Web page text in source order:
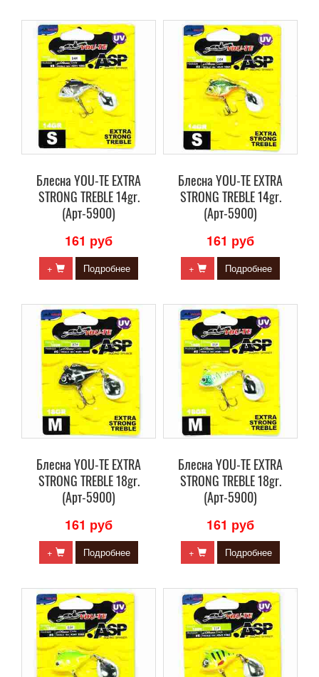
Блесна YOU-TE EXTRA
STRONG TREBLE 14gr.
(Арт-5900)
161 руб
+ Подробнее
Блесна YOU-TE EXTRA
STRONG TREBLE 14gr.
(Арт-5900)
161 руб
+ Подробнее
Блесна YOU-TE EXTRA
STRONG TREBLE 18gr.
(Арт-5900)
161 руб
+ Подробнее
Блесна YOU-TE EXTRA
STRONG TREBLE 18gr.
(Арт-5900)
161 руб
+ Подробнее